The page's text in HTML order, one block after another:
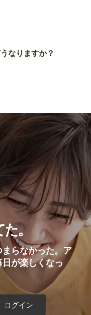
なりますか？
。
らなかった。ア
が楽しくなっ
ログイン